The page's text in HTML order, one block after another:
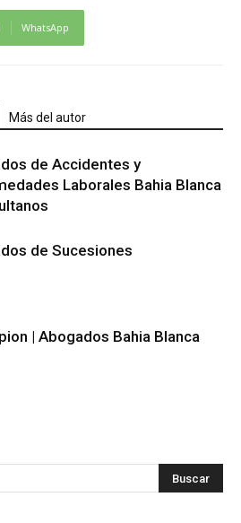
WhatsApp
Más del autor
de Accidentes y
Laborales Bahia Blanca
de Sucesiones
| Abogados Bahia Blanca